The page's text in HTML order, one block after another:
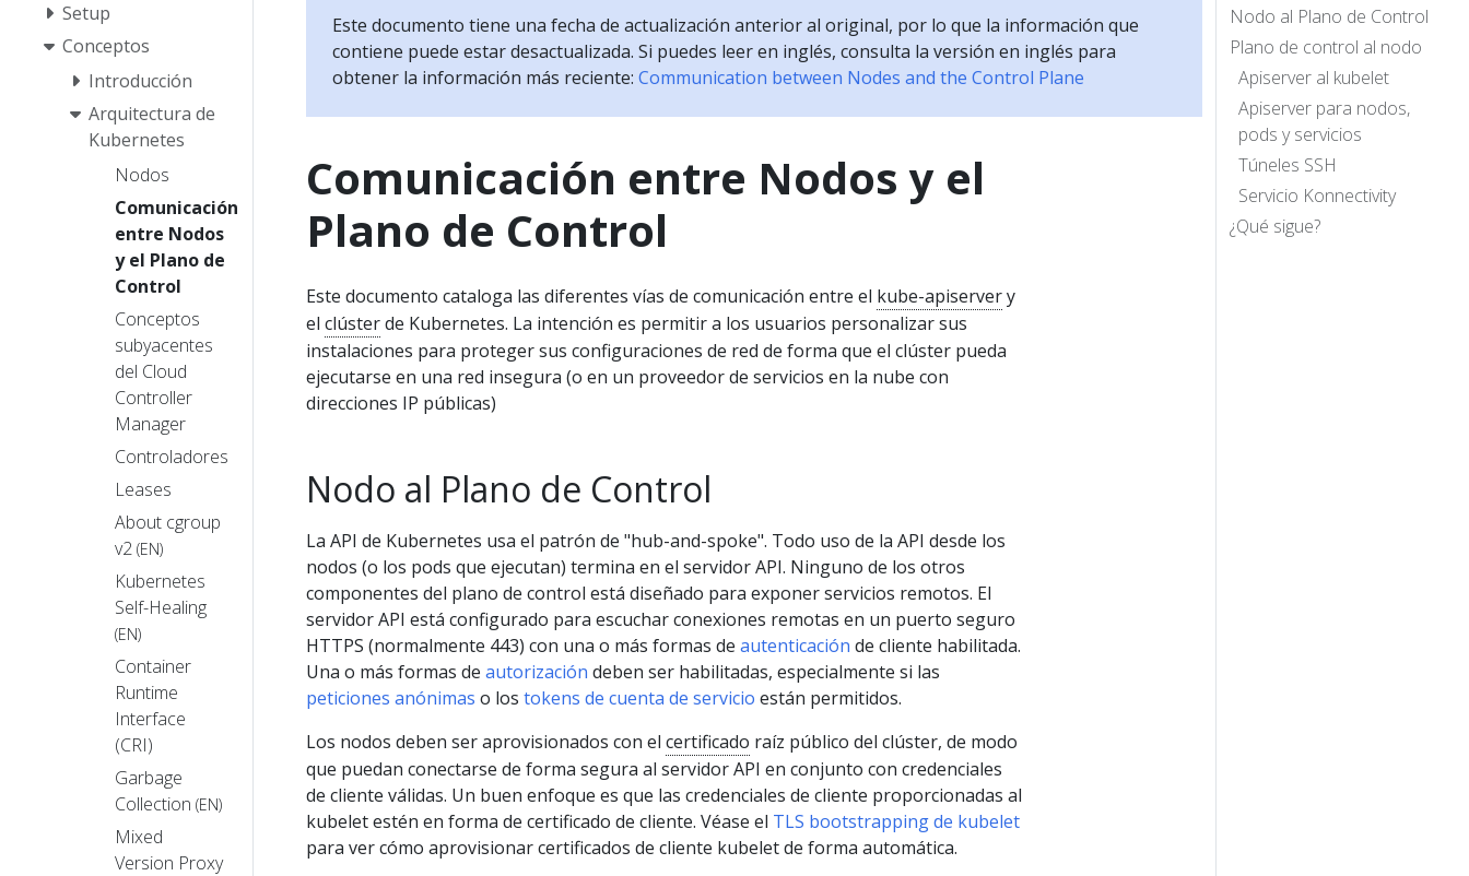
Setup
Conceptos
Introducción
Arquitectura de
Kubernetes
Nodos
Comunicación
entre Nodos
y el Plano de
Control
Conceptos
subyacentes
del Cloud
Controller
Manager
Controladores
Leases
About cgroup
v2 (EN)
Kubernetes
Self-Healing
(EN)
Container
Runtime
Interface
(CRI)
Garbage
Collection (EN)
Mixed
Version Proxy
Nodo al Plano de Control
Plano de control al nodo
Apiserver al kubelet
Apiserver para nodos,
pods y servicios
Túneles SSH
Servicio Konnectivity
¿Qué sigue?
Este documento tiene una fecha de actualización anterior al original, por lo que la información que
contiene puede estar desactualizada. Si puedes leer en inglés, consulta la versión en inglés para
obtener la información más reciente: Communication between Nodes and the Control Plane
Comunicación entre Nodos y el
Plano de Control
Este documento cataloga las diferentes vías de comunicación entre el kube-apiservery
el clústerde Kubernetes. La intención es permitir a los usuarios personalizar sus
instalaciones para proteger sus configuraciones de red de forma que el clúster pueda
ejecutarse en una red insegura (o en un proveedor de servicios en la nube con
direcciones IP públicas)
Nodo al Plano de Control
La API de Kubernetes usa el patrón de "hub-and-spoke". Todo uso de la API desde los
nodos (o los pods que ejecutan) termina en el servidor API. Ninguno de los otros
componentes del plano de control está diseñado para exponer servicios remotos. El
servidor API está configurado para escuchar conexiones remotas en un puerto seguro
HTTPS (normalmente 443) con una o más formas de autenticación de cliente habilitada.
Una o más formas de autorización deben ser habilitadas, especialmente si las
peticiones anónimas o los tokens de cuenta de servicio están permitidos.
Los nodos deben ser aprovisionados con el certificado raíz público del clúster, de modo
que puedan conectarse de forma segura al servidor API en conjunto con credenciales
de cliente válidas. Un buen enfoque es que las credenciales de cliente proporcionadas al
kubelet estén en forma de certificado de cliente. Véase el TLS bootstrapping de kubelet
para ver cómo aprovisionar certificados de cliente kubelet de forma automática.